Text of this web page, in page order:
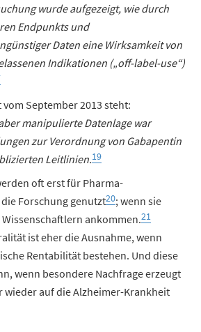
wurde aufgezeigt, wie durch
Endpunkts und
Daten eine Wirksamkeit von
Indikationen („off-label-use“)
September 2013 steht:
manipulierte Datenlage war
zur Verordnung von Gabapentin
Leitlinien.19
oft erst für Pharma-
Forschung genutzt20; wenn sie
ankommen.21
ist eher die Ausnahme, wenn
Rentabilität bestehen. Und diese
wenn besondere Nachfrage erzeugt
wieder auf die Alzheimer-Krankheit